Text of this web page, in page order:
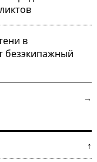
в
безэкипажный
новости →
↑